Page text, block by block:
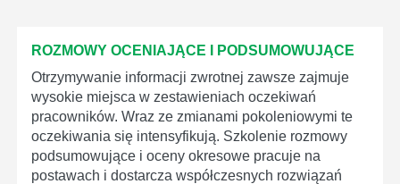
ROZMOWY OCENIAJĄCE I PODSUMOWUJĄCE
Otrzymywanie informacji zwrotnej zawsze zajmuje
wysokie miejsca w zestawieniach oczekiwań
pracowników. Wraz ze zmianami pokoleniowymi te
oczekiwania się intensyfikują. Szkolenie rozmowy
podsumowujące i oceny okresowe pracuje na
postawach i dostarcza współczesnych rozwiązań